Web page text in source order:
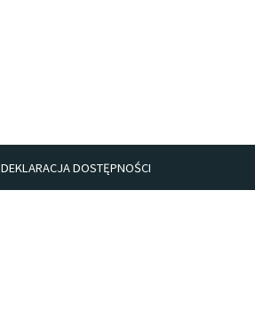
DEKLARACJA DOSTĘPNOŚCI